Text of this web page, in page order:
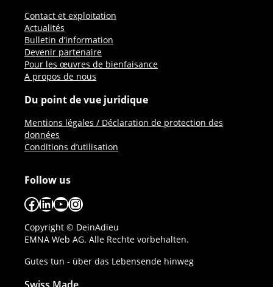
Contact et exploitation
Actualités
Bulletin d’information
Devenir partenaire
Pour les œuvres de bienfaisance
A propos de nous
Du point de vue juridique
Mentions légales / Déclaration de protection des
données
Conditions d’utilisation
Follow us
Facebook
LinkedIn
YouTube
Instagram
Copyright © DeinAdieu
EMNA Web AG. Alle Rechte vorbehalten.
Gutes tun - über das Lebensende hinweg